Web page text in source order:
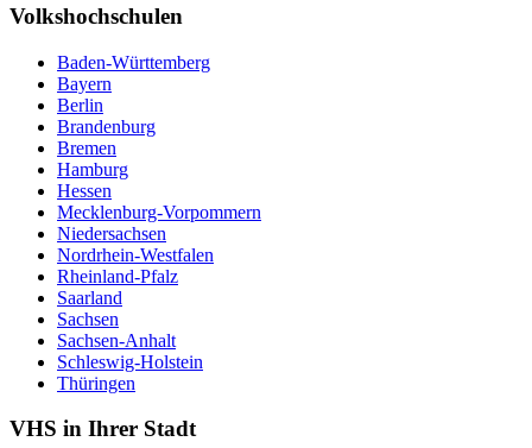
Volkshochschulen
Baden-Württemberg
Bayern
Berlin
Brandenburg
Bremen
Hamburg
Hessen
Mecklenburg-Vorpommern
Niedersachsen
Nordrhein-Westfalen
Rheinland-Pfalz
Saarland
Sachsen
Sachsen-Anhalt
Schleswig-Holstein
Thüringen
VHS in Ihrer Stadt